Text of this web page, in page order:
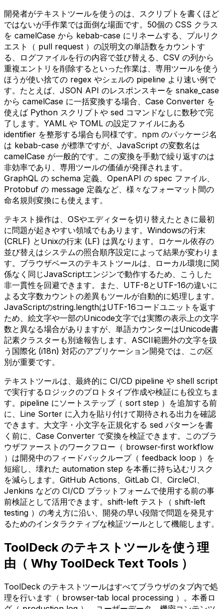
開発者がテキストツールを使うのは、スクリプトを書くほど
ではないが手作業では面倒な場面です。50個の CSS クラス
を camelCase から kebab-case にリネームする、プルリク
エスト（ pull request ）の説明文の単語数をカウントす
る、ログファイルを行の内容で並び替える、CSV の列から
重複エントリを削除するといった作業は、専用ツールを使う
ほうが使い捨ての regex やシェルの pipeline より速い例で
す。たとえば、JSON API のレスポンスキーを snake_case
から camelCase に一括変換する場合、Case Converter を
使えば Python スクリプトや sed コマンドなしに数秒で完
了します。YAML や TOML の設定ファイルにある
identifier を整形する場合も同様です。npm のパッケージ名
は kebab-case が標準ですが、JavaScript の変数名は
camelCase が一般的です。この変換を手動で繰り返すのは
非効率であり、専用ツールの価値が発揮されます。
GraphQL の schema 定義、OpenAPI の spec ファイル、
Protobuf の message 定義など、様々なフォーマット間の
命名規則変換にも使えます。
テキスト操作は、OSやエディターを切り替えたときに最初
に問題が起きやすい領域でもあります。Windowsの行末
(CRLF) とUnixの行末 (LF) は異なります。ロケール依存の
並び替えはシステムの照合順序設定によって結果が変わりま
す。ブラウザベースのテキストツールは、ローカル環境に関
係なく同じJavaScriptエンジンで動作するため、こうした
非一貫性を回避できます。また、UTF-8とUTF-16の違いに
よる文字数カウントの差異もツールが自動的に処理します。
JavaScriptのstring.lengthはUTF-16コードユニットを返す
ため、絵文字や一部のUnicode文字では実際の表示上の文字
数と異なる場合がありますが、単語カウンターはUnicode書
記素クラスターも別途報告します。ASCII範囲外の文字を扱
う国際化 (i18n) 対応のアプリケーション開発では、この区
別が重要です。
テキストツールは、最終的に CI/CD pipeline や shell script
で実行するロジックのプロトタイプ作成や検証にも役立ちま
す。pipeline にソートステップ（ sort step ）を追加する前
に、Line Sorter に入力を貼り付けて期待される出力を確認
できます。大文字・小文字を正規化する sed パターンを書
く前に、Case Converter で変換を検証できます。このブラ
ウザファーストのワークフロー（ browser-first workflow
）は開発中のフィードバックループ（ feedback loop ）を
短縮し、壊れた automation step を本番に持ち込むリスク
を減らします。GitHub Actions、GitLab CI、CircleCI、
Jenkins などの CI/CD プラットフォームで使用する前の事
前検証として活用できます。shift-left テスト（ shift-left
testing ）の考え方に沿い、開発の早い段階で問題を発見す
るためのインタラクティブな検証ツールとして機能します。
ToolDeck のテキストツールを使う理
由（ Why ToolDeck Text Tools ）
ToolDeck のテキストツールはすべてブラウザのタブ内で処
理を行います（ browser-tab local processing ）。本番ロ